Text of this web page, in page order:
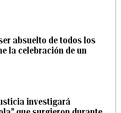
absuelto de todos los
la celebración de un
investigará